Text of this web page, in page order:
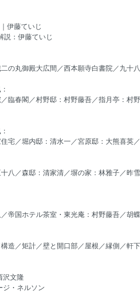
伊藤ていじ
説：伊藤ていじ
の丸御殿大広間／西本願寺白書院／九十
臨春閣／村野邸：村野藤吾／指月亭：村
宅／堀内邸：清水一／宮原邸：大熊喜英
八／森邸：清家清／塀の家：林雅子／昨
帝国ホテル茶室・東光庵：村野藤吾／胡
造／矩計／壁と開口部／屋根／縁側／軒
沢文隆
ジ・ネルソン